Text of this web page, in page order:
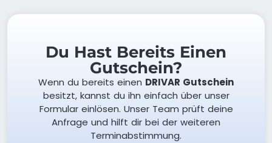
Du Hast Bereits Einen
Gutschein?
Wenn du bereits einen DRIVAR Gutschein
besitzt, kannst du ihn einfach über unser
Formular einlösen. Unser Team prüft deine
Anfrage und hilft dir bei der weiteren
Terminabstimmung.